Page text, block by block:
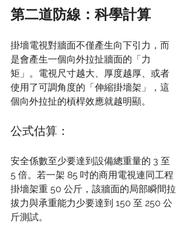
第二道防線：科學計算
掛墻電視對牆面不僅產生向下引力，而
是會產生一個向外拉扯牆面的「力
矩」。電視尺寸越大、厚度越厚、或者
使用了可調角度的「伸縮掛墻架」，這
個向外拉扯的槓桿效應就越明顯。
公式估算：
安全係數至少要達到設備總重量的 3 至
5 倍。若一架 85 吋的商用電視連同工程
掛墻架重 50 公斤，該牆面的局部瞬間拉
拔力與承重能力少要達到 150 至 250 公
斤測試。